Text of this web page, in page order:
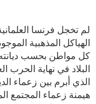
لم تخجل فرنسا
الهياكل المذهبية
كل مواطن بحسب
البلاد في نهاية الحرب
الذي أبرم بين زعماء
هيمنة زعماء المجتمع